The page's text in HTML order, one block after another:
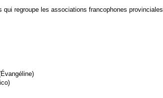
qui regroupe les associations francophones provinciales